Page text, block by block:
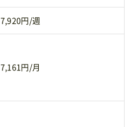
7,920円/週
7,161円/月